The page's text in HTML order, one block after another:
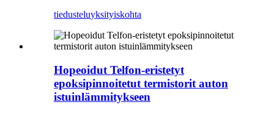
tiedusteluyksityiskohta
Hopeoidut Telfon-eristetyt
epoksipinnoitetut termistorit auton
istuinlämmitykseen